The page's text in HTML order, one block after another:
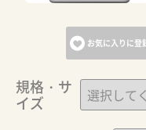
お気に入りに登
規格・サ
イズ